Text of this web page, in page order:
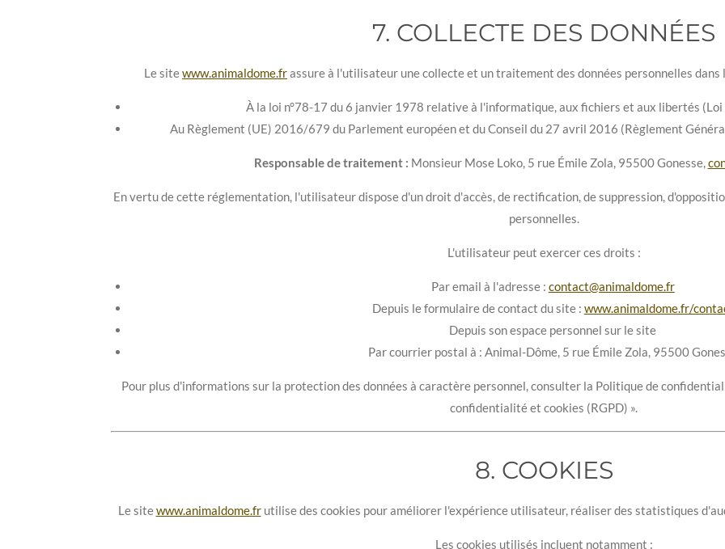
7. COLLECTE DES DONNÉES
Le sitewww.animaldome.frassure à l'utilisateur une collecte et un traitement des données personnelles
À la loi n°78-17 du 6 janvier 1978 relative à l'informatique, aux fichiers et aux libertés
Au Règlement (UE) 2016/679 du Parlement européen et du Conseil du 27 avril 2016 (Règlement
Responsable de traitement : Monsieur Mose Loko, 5 rue Émile Zola, 95500 Gonesse,
En vertu de cette réglementation, l'utilisateur dispose d'un droit d'accès, de rectification, de suppression,
personnelles.
L'utilisateur peut exercer ces droits :
Par email à l'adresse : contact@animaldome.fr
Depuis le formulaire de contact du site : www.animaldome.fr/
Depuis son espace personnel sur le site
Par courrier postal à : Animal-Dôme, 5 rue Émile Zola, 95500
Pour plus d'informations sur la protection des données à caractère personnel, consulter la Politique de
confidentialité et cookies (RGPD) ».
8. COOKIES
Le sitewww.animaldome.frutilise des cookies pour améliorer l'expérience utilisateur, réaliser des statistiques
Les cookies utilisés incluent notamment :